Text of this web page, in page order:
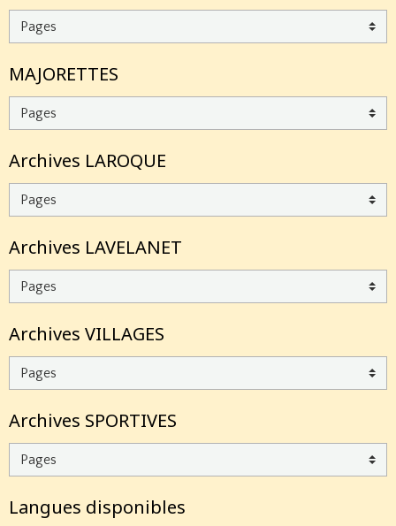
MAJORETTES
Archives LAROQUE
Archives LAVELANET
Archives VILLAGES
Archives SPORTIVES
Langues disponibles